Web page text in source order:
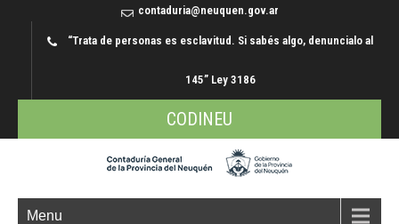
contaduria@neuquen.gov.ar
“Trata de personas es esclavitud. Si sabés algo, denuncialo al
145” Ley 3186
CODINEU
Menu